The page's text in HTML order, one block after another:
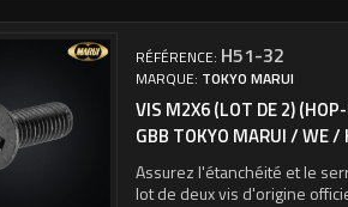
RÉFÉRENCE: H51-32
MARQUE: TOKYO MARUI
VIS M2X6 (LOT DE 2)
GBB TOKYO MARUI / WE /
Assurez l'étanchéité et le
lot de deux vis d'origine